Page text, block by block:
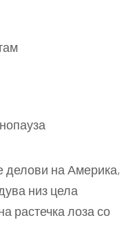
делови на Америка,
низ цела
растечка лоза со